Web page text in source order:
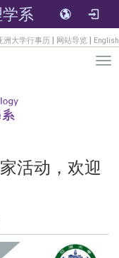
系
洲大学行事历 | 网站导览 | English
活动，欢迎